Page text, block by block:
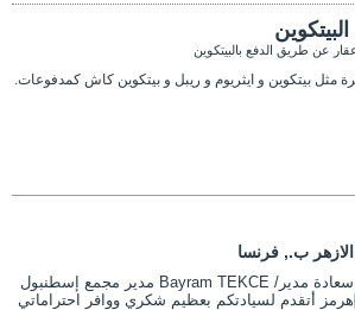
عن طريق الدفع بالبيتكوين
مثل بيتكوين و ايثريوم و ريبل و بيتكوين كاش كمدفوعات.
الازهر ب., فرنسا
سعادة مدير/ Bayram TEKCE مدير مجمع إسطنبول
هرمز أتقدم لسيادتكم بعظيم شكري ووافر احتراماتي